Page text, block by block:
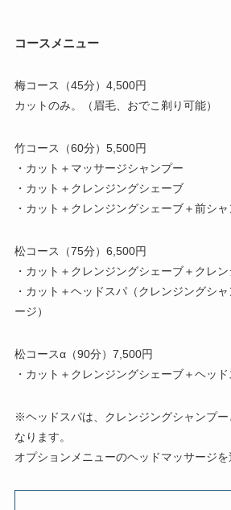
コースメニュー
梅コース（45分）4,500円
カットのみ。（眉毛、おでこ剃り可能）
竹コース（60分）5,500円
・カット＋マッサージシャンプー
・カット＋クレンジングシェーブ
・カット＋クレンジングシェーブ＋前シ
松コース（75分）6,500円
・カット＋クレンジングシェーブ＋クレ
・カット＋ヘッドスパ（クレンジングシ
ージ）
松コースα（90分）7,500円
・カット＋クレンジングシェーブ＋ヘッ
※ヘッドスパは、クレンジングシャンプ
なります。
オプションメニューのヘッドマッサージを